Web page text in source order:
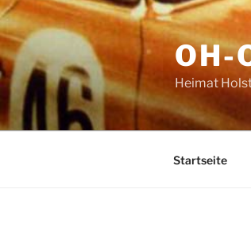
Zum
Inhalt
springen
OH-
Heimat
Startseite